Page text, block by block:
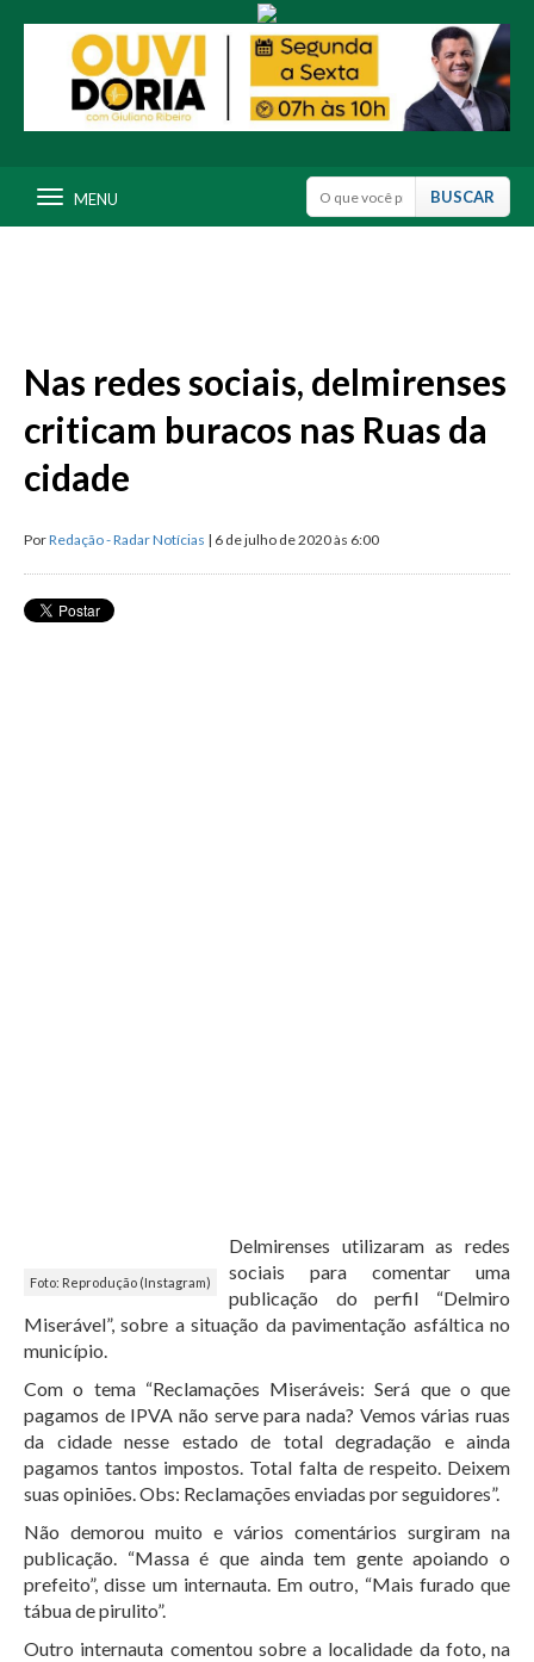
MENU
Nas redes sociais, delmirenses
criticam buracos nas Ruas da
cidade
PorRedação - Radar Notícias | 6 de julho de 2020 às 6:00
Foto: Reprodução (Instagram)
Delmirenses utilizaram as redes
sociais para comentar uma
publicação do perfil “Delmiro
Miserável”, sobre a situação da pavimentação asfáltica no
município.
Com o tema “Reclamações Miseráveis: Será que o que
pagamos de IPVA não serve para nada? Vemos várias ruas
da cidade nesse estado de total degradação e ainda
pagamos tantos impostos. Total falta de respeito. Deixem
suas opiniões. Obs: Reclamações enviadas por seguidores”.
Não demorou muito e vários comentários surgiram na
publicação. “Massa é que ainda tem gente apoiando o
prefeito”, disse um internauta. Em outro, “Mais furado que
tábua de pirulito”.
Outro internauta comentou sobre a localidade da foto, na